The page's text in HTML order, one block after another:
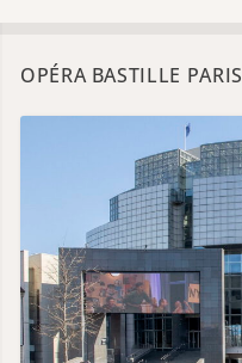
OPÉRA BASTILLE PARIS